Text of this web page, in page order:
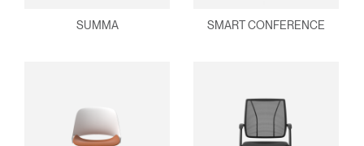
SUMMA SMART CONFERENCE